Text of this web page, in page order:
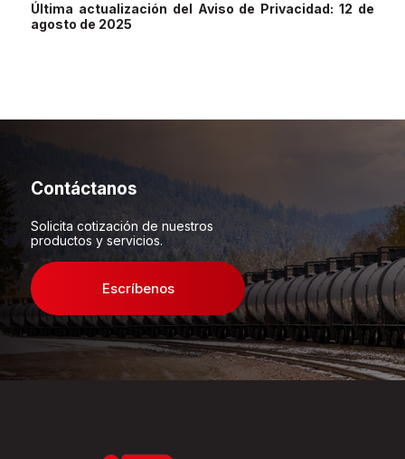
Última actualización del Aviso de Privacidad: 12 de
agosto de 2025
Contáctanos
Solicita cotización de nuestros
productos y servicios.
Escríbenos